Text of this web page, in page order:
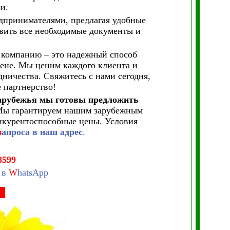
предлагая удобные
все необходимые документы и
– это надежный способ
Мы ценим каждого клиента и
Свяжитесь с нами сегодня,
мы готовы предложить
гарантируем нашим зарубежным
цены. Условия
апроса в наш адрес.
WhatsApp